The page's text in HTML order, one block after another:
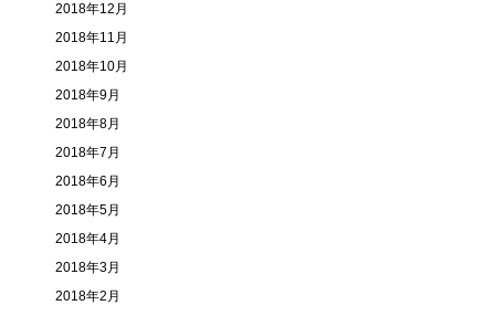
2018年12月
2018年11月
2018年10月
2018年9月
2018年8月
2018年7月
2018年6月
2018年5月
2018年4月
2018年3月
2018年2月